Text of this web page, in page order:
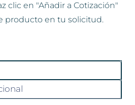
clic en "Añadir a Cotización"
producto en tu solicitud.